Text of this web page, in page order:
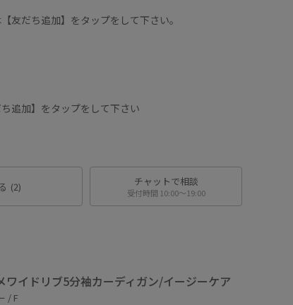
友だち追加】をタップをして下さい。
追加】をタップをして下さい
(2) チャットで相談
受付時間 10:00〜19:00
ワイドリブ5分袖カーディガン/イージーケア
/ F